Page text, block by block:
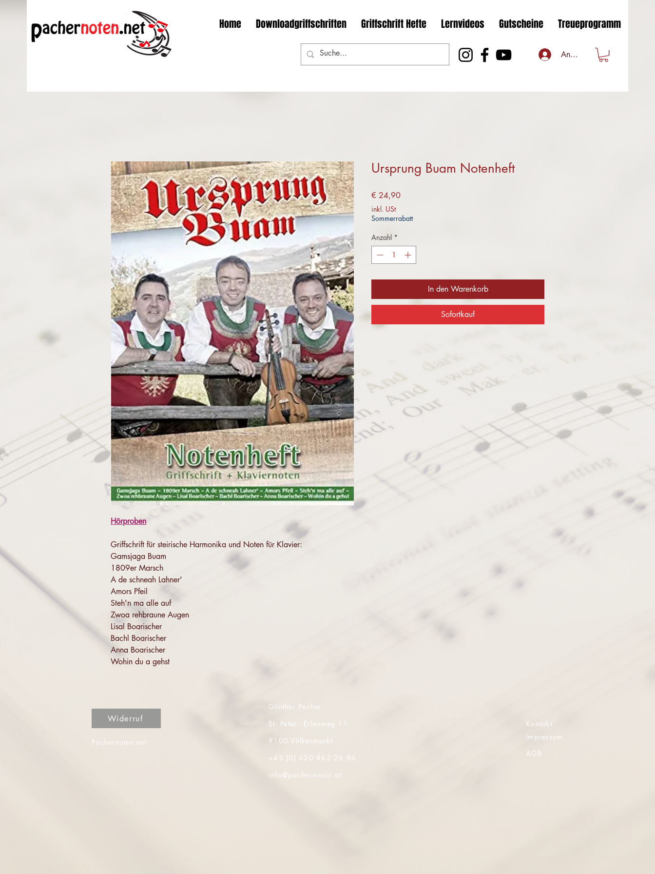
Home Downloadgriffschriften Griffschrift Hefte Lernvideos Gutscheine Treueprogramm
Anmelden
Hörproben
Griffschrift für steirische Harmonika und Noten für Klavier:
Gamsjaga Buam
1809er Marsch
A de schneah Lahner'
Amors Pfeil
Steh'n ma alle auf
Zwoa rehbraune Augen
Lisal Boarischer
Bachl Boarischer
Anna Boarischer
Wohin du a gehst
Ursprung Buam Notenheft
€ 24,90Preis
inkl. USt
Sommerrabatt
Anzahl *
In den Warenkorb
Sofortkauf
Widerruf
Pachernoten.net
Günther Pacher
St. Peter - Erlenweg 11
9100 Völkermarkt
+43 (0) 650 863 26 86
info@pachermusic.at
Kontakt
Impressum
AGB